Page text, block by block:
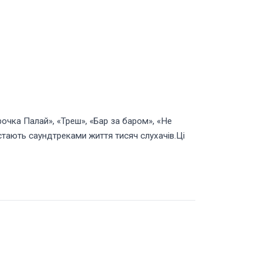
Палай», «Треш», «Бар за баром», «Не
саундтреками життя тисяч слухачів.Ці